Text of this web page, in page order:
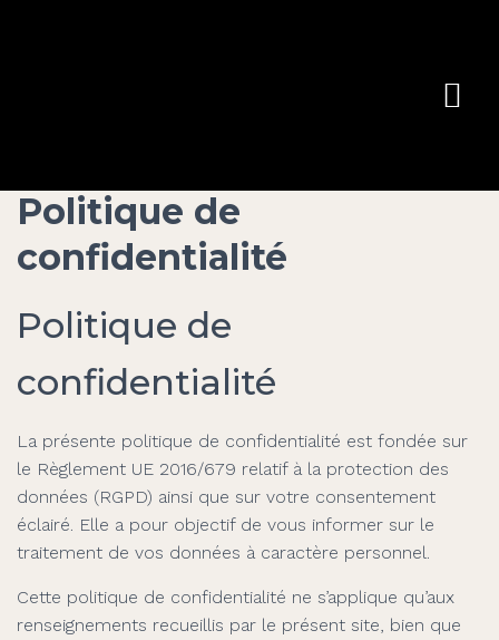
Politique de
confidentialité
Politique de
confidentialité
La présente politique de confidentialité est fondée sur
le Règlement UE 2016/679 relatif à la protection des
données (RGPD) ainsi que sur votre consentement
éclairé. Elle a pour objectif de vous informer sur le
traitement de vos données à caractère personnel.
Cette politique de confidentialité ne s’applique qu’aux
renseignements recueillis par le présent site, bien que